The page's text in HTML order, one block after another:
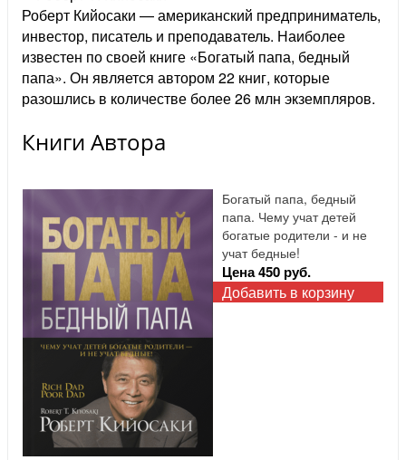
Роберт Кийосаки — американский предприниматель,
инвестор, писатель и преподаватель. Наиболее
известен по своей книге «Богатый папа, бедный
папа». Он является автором 22 книг, которые
разошлись в количестве более 26 млн экземпляров.
Книги Автора
Богатый папа, бедный
папа. Чему учат детей
богатые родители - и не
учат бедные!
Цена 450 руб.
Добавить в корзину